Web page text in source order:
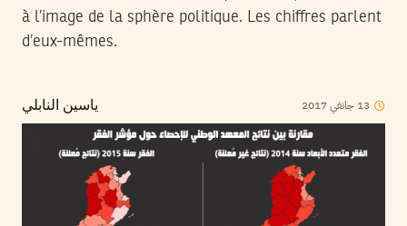
à l’image de la sphère politique. Les chiffres parlent
d’eux-mêmes.
ياسين النابلي 13 جانفي2017